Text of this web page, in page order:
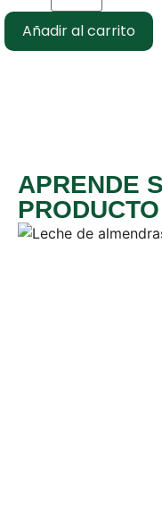
Añadir al carrito
APRENDE
PRODUCTO